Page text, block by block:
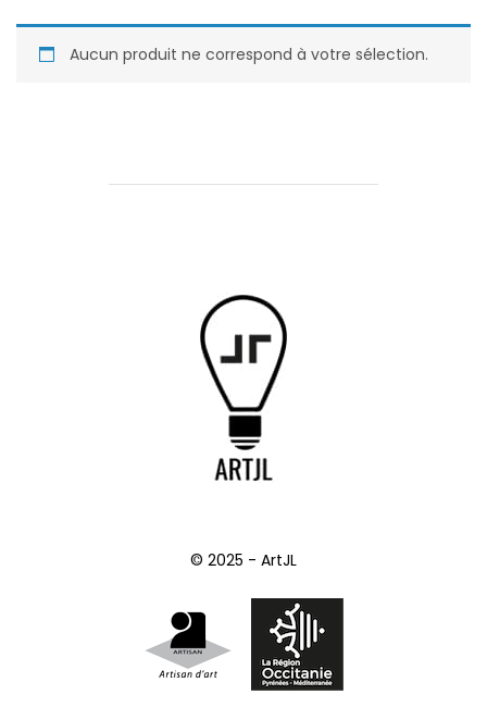
Aucun produit ne correspond à votre sélection.
© 2025 - ArtJL